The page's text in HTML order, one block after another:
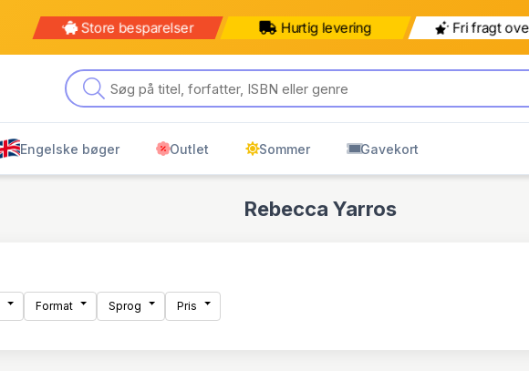
levering til pakkeshop
Engelske bøger Outlet Sommer Gavekort
Rebecca Yarros
Format Sprog Pris